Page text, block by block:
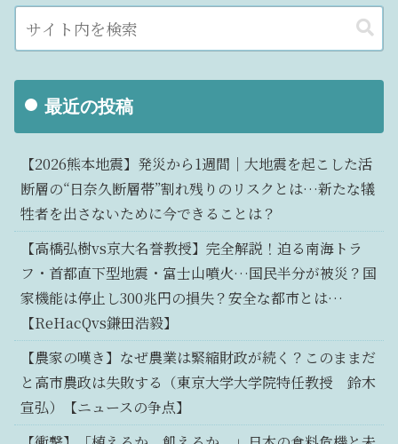
最近の投稿
【2026熊本地震】発災から1週間｜大地震を起こした活
断層の“日奈久断層帯”割れ残りのリスクとは…新たな犠
牲者を出さないために今できることは？
【高橋弘樹vs京大名誉教授】完全解説！迫る南海トラ
フ・首都直下型地震・富士山噴火…国民半分が被災？国
家機能は停止し300兆円の損失？安全な都市とは…
【ReHacQvs鎌田浩毅】
【農家の嘆き】なぜ農業は緊縮財政が続く？このままだ
と高市農政は失敗する（東京大学大学院特任教授 鈴木
宣弘）【ニュースの争点】